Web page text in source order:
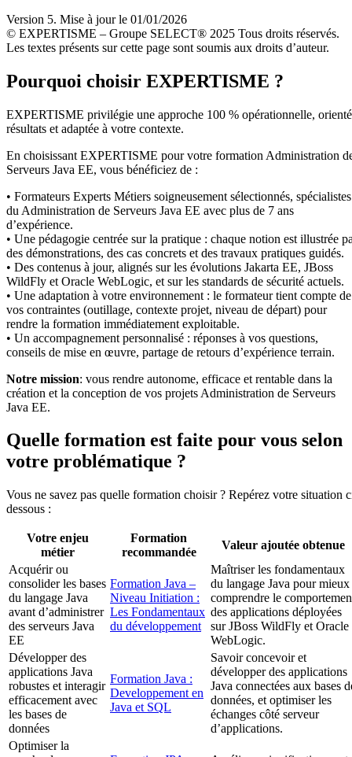
Version 5. Mise à jour le 01/01/2026
© EXPERTISME – Groupe SELECT® 2025 Tous droits réservés.
Les textes présents sur cette page sont soumis aux droits d’auteur.
Pourquoi choisir EXPERTISME ?
EXPERTISME privilégie une approche 100 % opérationnelle,
résultats et adaptée à votre contexte.
En choisissant EXPERTISME pour votre formation Administration
Serveurs Java EE, vous bénéficiez de :
• Formateurs Experts Métiers soigneusement sélectionnés, spécialistes
du Administration de Serveurs Java EE avec plus de 7 ans
d’expérience.
• Une pédagogie centrée sur la pratique : chaque notion est illustrée
des démonstrations, des cas concrets et des travaux pratiques guidés.
• Des contenus à jour, alignés sur les évolutions Jakarta EE, JBoss
WildFly et Oracle WebLogic, et sur les standards de sécurité actuels.
• Une adaptation à votre environnement : le formateur tient compte de
vos contraintes (outillage, contexte projet, niveau de départ) pour
rendre la formation immédiatement exploitable.
• Un accompagnement personnalisé : réponses à vos questions,
conseils de mise en œuvre, partage de retours d’expérience terrain.
Notre mission: vous rendre autonome, efficace et rentable dans la
création et la conception de vos projets Administration de Serveurs
Java EE.
Quelle formation est faite pour vous selon
votre problématique ?
Vous ne savez pas quelle formation choisir ? Repérez votre situation
dessous :
Votre enjeu
métier
Formation
recommandée
Valeur ajoutée obtenue
Acquérir ou
consolider les bases
du langage Java
avant d’administrer
des serveurs Java
EE
Formation Java –
Niveau Initiation :
Les Fondamentaux
du développement
Maîtriser les fondamentaux
du langage Java pour mieux
comprendre le
des applications déployées
sur JBoss WildFly et Oracle
WebLogic.
Développer des
applications Java
robustes et interagir
efficacement avec
les bases de
données
Formation Java :
Developpement en
Java et SQL
Savoir concevoir et
développer des applications
Java connectées aux bases
données, et optimiser les
échanges côté serveur
d’applications.
Optimiser la